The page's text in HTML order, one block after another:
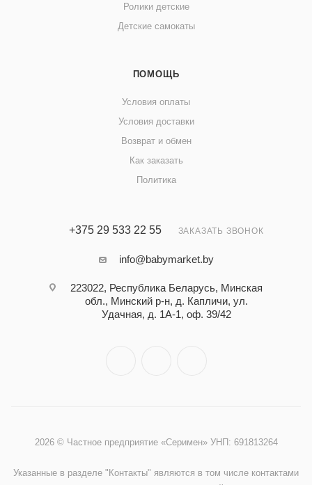
Ролики детские
Детские самокаты
ПОМОЩЬ
Условия оплаты
Условия доставки
Возврат и обмен
Как заказать
Политика
+375 29 533 22 55 ЗАКАЗАТЬ ЗВОНОК
info@babymarket.by
223022, Республика Беларусь, Минская
обл., Минский р-н, д. Капличи, ул.
Удачная, д. 1А-1, оф. 39/42
2026 © Частное предприятие «Серимен» УНП: 691813264
Указанные в разделе "Контакты" являются в том числе контактами